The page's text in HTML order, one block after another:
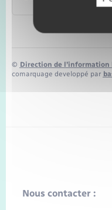
© Direction de
comarquage developpé par
Nous contacter :